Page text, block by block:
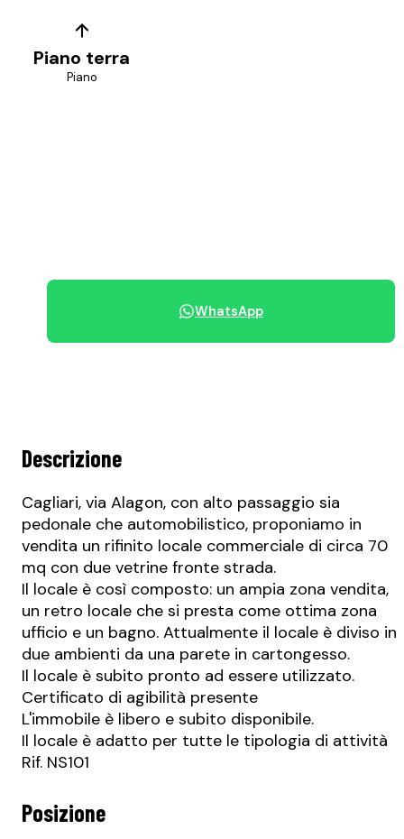
Piano terra
Piano
WhatsApp
Descrizione
Cagliari, via Alagon, con alto passaggio sia
pedonale che automobilistico, proponiamo in
vendita un rifinito locale commerciale di circa 70
mq con due vetrine fronte strada.
Il locale è così composto: un ampia zona vendita,
un retro locale che si presta come ottima zona
ufficio e un bagno. Attualmente il locale è diviso in
due ambienti da una parete in cartongesso.
Il locale è subito pronto ad essere utilizzato.
Certificato di agibilità presente
L'immobile è libero e subito disponibile.
Il locale è adatto per tutte le tipologia di attività
Rif. NS101
Posizione